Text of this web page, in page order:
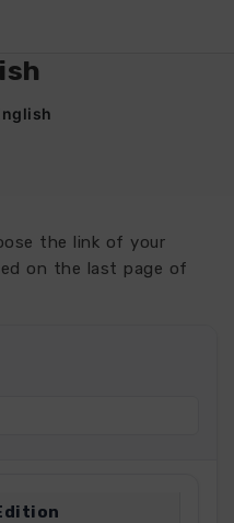
the link of your
on the last page of